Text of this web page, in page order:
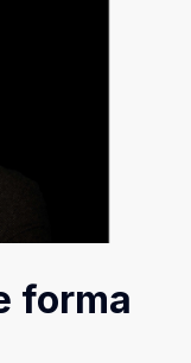
forma